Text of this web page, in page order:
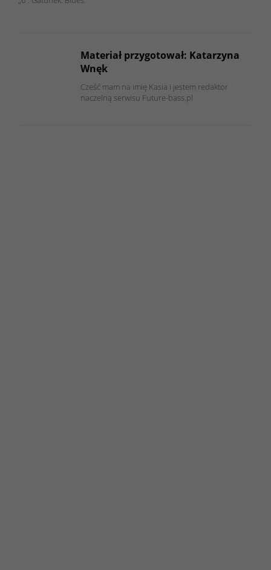
Materiał przygotował: Katarzyna
Wnęk
Cześć mam na imię Kasia i jestem redaktor
naczelną serwisu Future-bass.pl